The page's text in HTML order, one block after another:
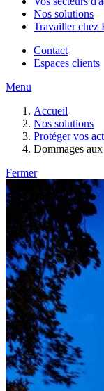
Nos solutions
Travailler chez
Contact
Espaces clients
Menu
Accueil
Nos solutions
Protéger vos
Dommages
Fermer